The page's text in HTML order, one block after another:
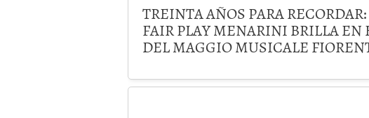
TREINTA AÑOS PARA
FAIR PLAY MENARINI BRILLA EN
DEL MAGGIO MUSICALE